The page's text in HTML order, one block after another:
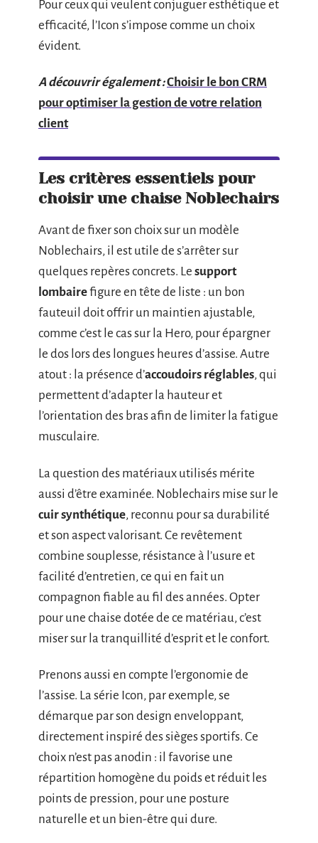
Pour ceux qui veulent conjuguer esthétique et
efficacité, l’Icon s’impose comme un choix
évident.
A découvrir également :Choisir le bon CRM
pour optimiser la gestion de votre relation
client
Les critères essentiels pour
choisir une chaise Noblechairs
Avant de fixer son choix sur un modèle
Noblechairs, il est utile de s’arrêter sur
quelques repères concrets. Le support
lombairefigure en tête de liste : un bon
fauteuil doit offrir un maintien ajustable,
comme c’est le cas sur la Hero, pour épargner
le dos lors des longues heures d’assise. Autre
atout : la présence d’accoudoirs réglables, qui
permettent d’adapter la hauteur et
l’orientation des bras afin de limiter la fatigue
musculaire.
La question des matériaux utilisés mérite
aussi d’être examinée. Noblechairs mise sur le
cuir synthétique, reconnu pour sa durabilité
et son aspect valorisant. Ce revêtement
combine souplesse, résistance à l’usure et
facilité d’entretien, ce qui en fait un
compagnon fiable au fil des années. Opter
pour une chaise dotée de ce matériau, c’est
miser sur la tranquillité d’esprit et le confort.
Prenons aussi en compte l’ergonomie de
l’assise. La série Icon, par exemple, se
démarque par son design enveloppant,
directement inspiré des sièges sportifs. Ce
choix n’est pas anodin : il favorise une
répartition homogène du poids et réduit les
points de pression, pour une posture
naturelle et un bien-être qui dure.